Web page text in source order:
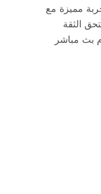
مميزة مع
الثقة
بث مباشر